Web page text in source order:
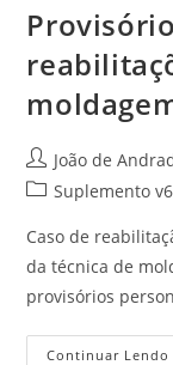
João de
Suplemento
Caso de
da técnica de
provisórios
Continuar Lendo